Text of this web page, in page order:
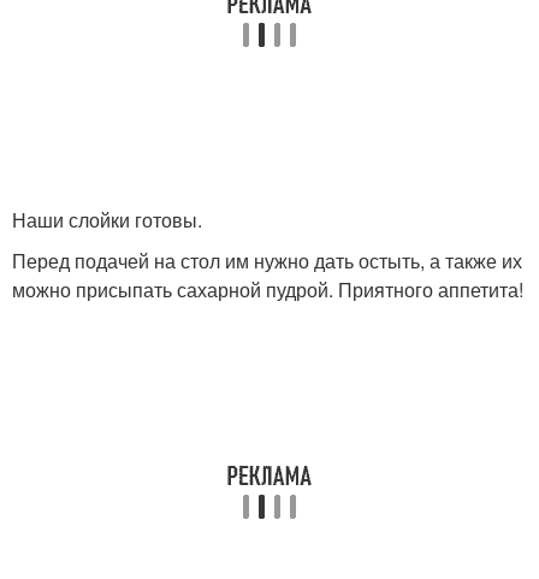
Наши слойки готовы.
Перед подачей на стол им нужно дать остыть, а также их
можно присыпать сахарной пудрой. Приятного аппетита!